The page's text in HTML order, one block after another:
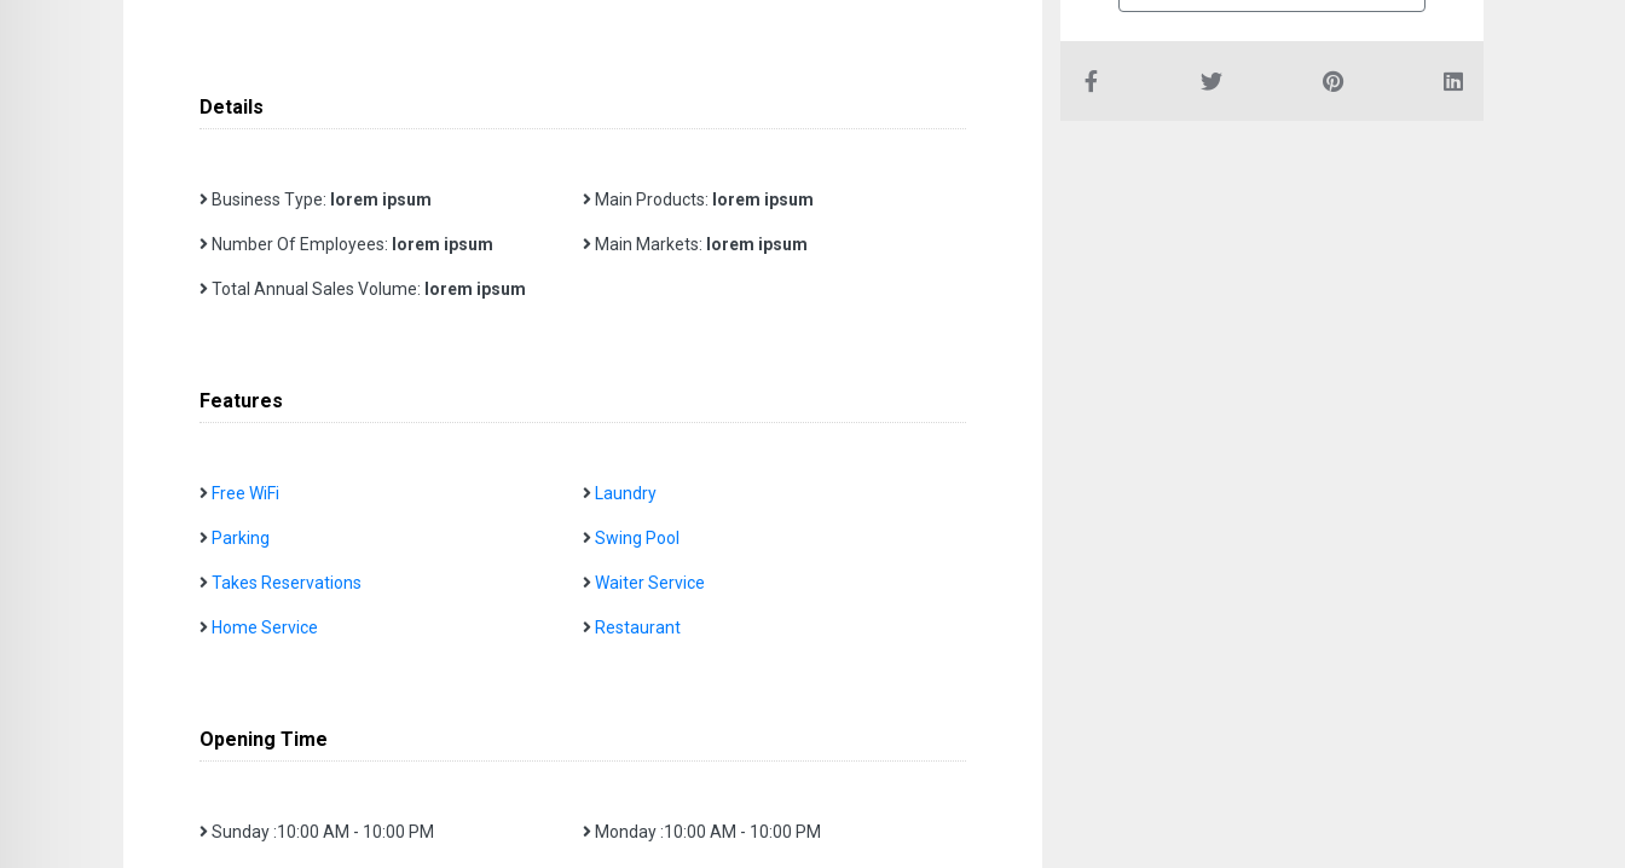
Details
Business Type: lorem ipsum Main Products: lorem ipsum
Number Of Employees: lorem ipsum Main Markets: lorem ipsum
Total Annual Sales Volume: lorem ipsum
Features
Free WiFi Laundry
Parking Swing Pool
Takes Reservations Waiter Service
Home Service Restaurant
Opening Time
Sunday :10:00 AM - 10:00 PM Monday :10:00 AM - 10:00 PM